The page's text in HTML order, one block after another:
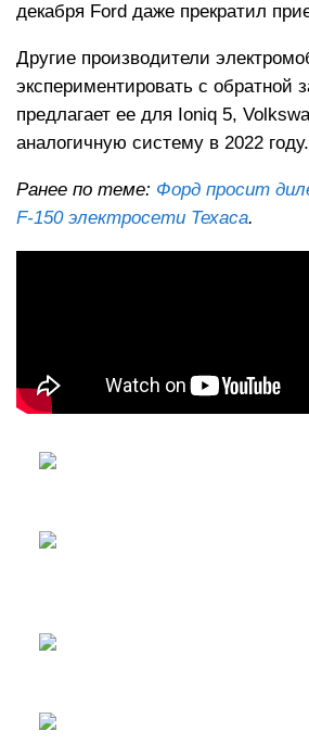
декабря Ford даже прекратил
Другие производители
экспериментировать с обратной
предлагает ее для Ioniq 5,
аналогичную систему в 2022 году.
Ранее по теме: Форд просит
F-150 электросети Техаса.